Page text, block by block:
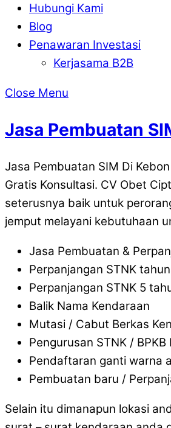
Hubungi Kami
Blog
Penawaran Investasi
Kerjasama B2B
Close Menu
Jasa Pembuatan
Jasa Pembuatan SIM Di
Gratis Konsultasi. CV Obet
seterusnya baik untuk
jemput melayani kebutuhaan
Jasa Pembuatan &
Perpanjangan STNK
Perpanjangan STNK 5
Balik Nama Kendaraan
Mutasi / Cabut Berkas
Pengurusan STNK / BPKB
Pendaftaran ganti warna
Pembuatan baru /
Selain itu dimanapun lokasi